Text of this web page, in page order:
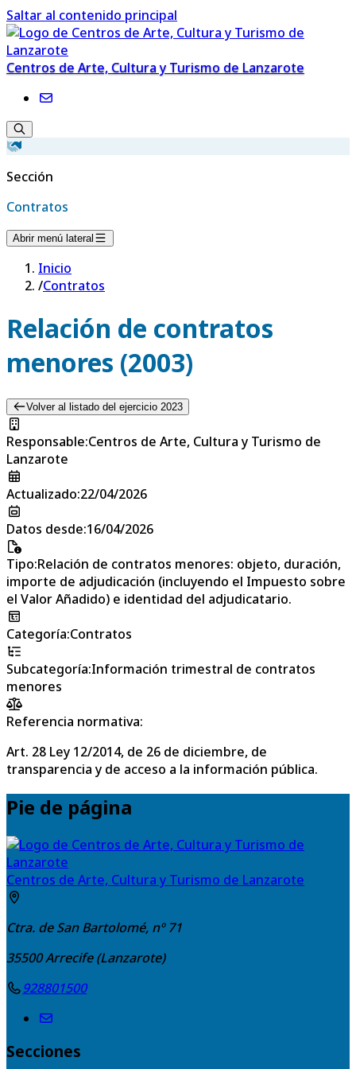
Saltar al contenido principal
Centros de Arte, Cultura y Turismo de Lanzarote
Sección
Contratos
Abrir menú lateral
Inicio
/Contratos
Relación de contratos
menores (2003)
Volver al listado del ejercicio 2023
Responsable:Centros de Arte, Cultura y Turismo de
Lanzarote
Actualizado:22/04/2026
Datos desde:16/04/2026
Tipo:Relación de contratos menores: objeto, duración,
importe de adjudicación (incluyendo el Impuesto sobre
el Valor Añadido) e identidad del adjudicatario.
Categoría:Contratos
Subcategoría:Información trimestral de contratos
menores
Referencia normativa:
Art. 28 Ley 12/2014, de 26 de diciembre, de
transparencia y de acceso a la información pública.
Pie de página
Centros de Arte, Cultura y Turismo de Lanzarote
Ctra. de San Bartolomé, nº 71
35500Arrecife (Lanzarote)
928801500
Secciones